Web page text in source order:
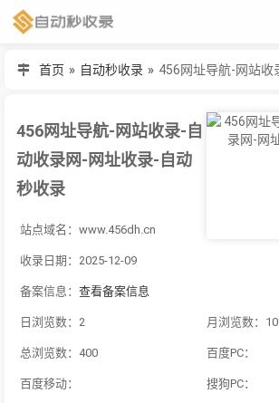
首页 » 自动秒收录 »
456网址导航-网站收录-自
动收录网-网址收录-自动
秒收录
站点域名：www.456dh.cn
收录日期：2025-12-09
备案信息： 查看备案信息
日浏览数：2 月浏览数：10
总浏览数：400 百度PC：
百度移动： 搜狗PC：